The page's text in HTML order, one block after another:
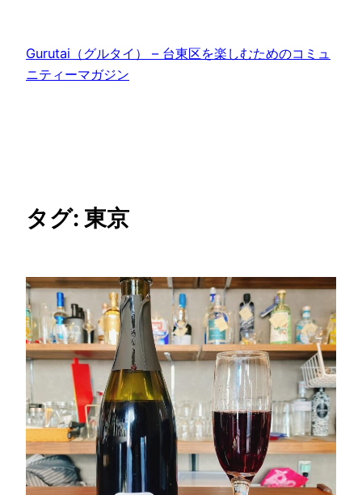
Gurutai（グルタイ） – 台東区を楽しむためのコミュ
ニティーマガジン
タグ: 東京